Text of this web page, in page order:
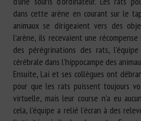
dans cette arène en courant sur le
animaux se dirigeaient vers des
l’arène, ils recevaient une
des pérégrinations des rats,
cérébrale dans l’hippocampe des
Ensuite, Lai et ses collègues ont
pour que les rats puissent toujours
virtuelle, mais leur course n’a eu
cela, l’équipe a relié l’écran à des